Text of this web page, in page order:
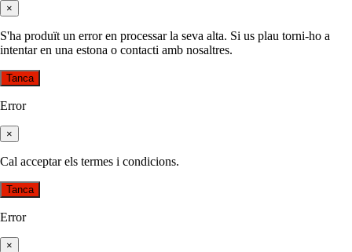
×
S'ha produït un error en processar la seva alta. Si us plau torni-ho a
intentar en una estona o contacti amb nosaltres.
Tanca
Error
×
Cal acceptar els termes i condicions.
Tanca
Error
×